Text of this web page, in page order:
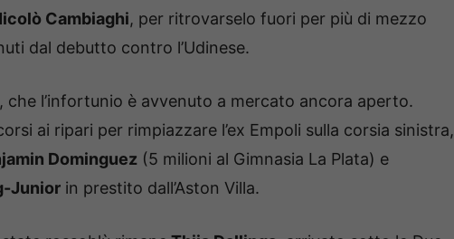
Cambiaghi, per ritrovarselo fuori per più di mezzo
dal debutto contro l’Udinese.
che l’infortunio è avvenuto a mercato ancora aperto.
ai ripari per rimpiazzare l’ex Empoli sulla corsia sinistra,
Dominguez (5 milioni al Gimnasia La Plata) e
Junior in prestito dall’Aston Villa.